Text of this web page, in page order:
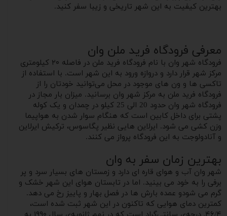
بهترین کیفیت به این شهر تاریخی و زیبا سفر کنید.
معرفی فرودگاه فرید ملن وان
فرودگاه شهر وان با نام فرودگاه فرید ملن در فاصله ۲۰ کیلومتری
مرکز شهر قرار دارد و دروازه ورود به این شهر است. با استفاده از
تاکسی ها و ون های موجود در محل می‌توانید خودتان را از
فرودگاه فرید ملن به مرکز شهر وان برسانید. میزان بار‌ مجاز در
فرودگاه شهر وان حدود 20 الی 25 کیلو در چمدان و یک کوله
پشتی برای داخل کابین است که هنگام سوار شدن به هواپیما
وزن کشی می شود. ایرلاین هایی نظیر پگاسوس، ترکیش ایرلاین
و آنادولوجت به این فرودگاه پرواز می کنند.
بهترین زمان سفر به وان
شهر وان آب و هوای قاره ای دارد و زمستان های بسیار سرد و پر
برفی را به خود می بینید. اما در تابستان هوای این شهر خشک و
گرم می شودو عمده بارش ها در فصل بهار و‌ پاییز رخ می دهد.
کمترین دمای هوایی که تاکنون در این شهر ثبت شده است،